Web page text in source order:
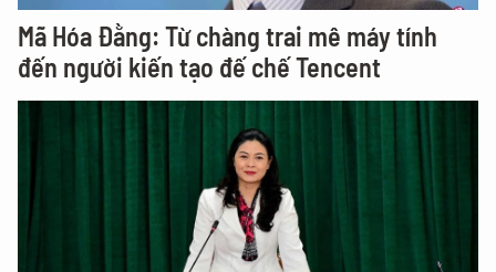
Mã Hóa Đằng: Từ chàng trai mê máy tính
đến người kiến tạo đế chế Tencent